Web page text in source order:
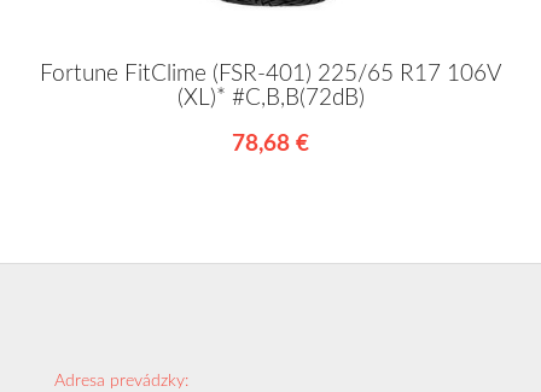
Fortune FitClime (FSR-401) 225/65 R17 106V
(XL)* #C,B,B(72dB)
78,68 €
Adresa prevádzky: